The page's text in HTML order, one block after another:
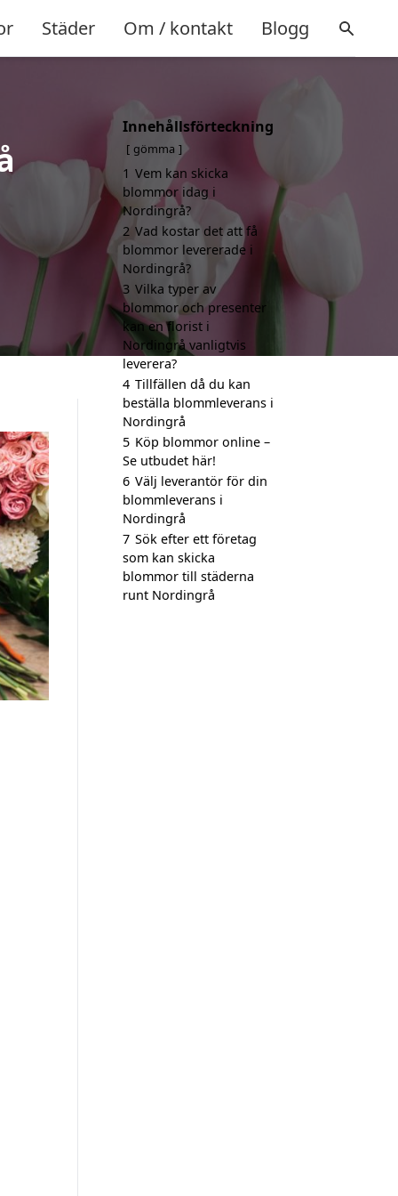
Städer Om / kontakt Blogg
Innehållsförteckning
gömma
1 Vem kan skicka
blommor idag i
Nordingrå?
2 Vad kostar det att få
blommor levererade i
Nordingrå?
3 Vilka typer av
blommor och presenter
kan en florist i
Nordingrå vanligtvis
leverera?
4 Tillfällen då du kan
beställa blommleverans i
Nordingrå
5 Köp blommor online –
Se utbudet här!
6 Välj leverantör för din
blommleverans i
Nordingrå
7 Sök efter ett företag
som kan skicka
blommor till städerna
runt Nordingrå